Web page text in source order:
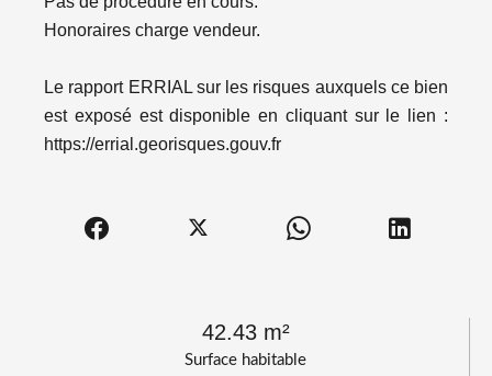
Surface habitable
42.43 m²
Honoraires charge vendeur.
Le rapport ERRIAL sur les risques auxquels ce bien
est exposé est disponible en cliquant sur le lien :
https://errial.georisques.gouv.fr